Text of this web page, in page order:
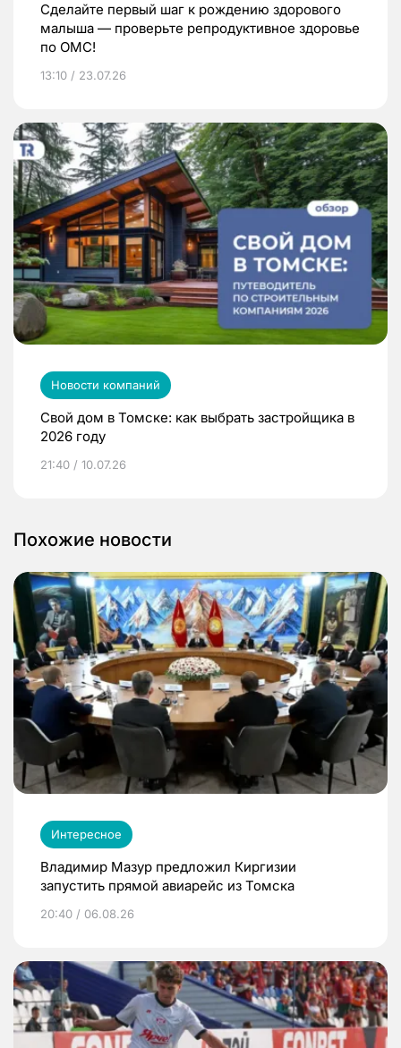
Сделайте первый шаг к рождению здорового
малыша — проверьте репродуктивное здоровье
по ОМС!
13:10 / 23.07.26
Новости компаний
Свой дом в Томске: как выбрать застройщика в
2026 году
21:40 / 10.07.26
Похожие новости
Интересное
Владимир Мазур предложил Киргизии
запустить прямой авиарейс из Томска
20:40 / 06.08.26